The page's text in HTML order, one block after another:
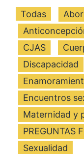
Todas
CJAS
Discapacidad
Encuentros
Maternidad y
PREGUNTAS
Sexualidad